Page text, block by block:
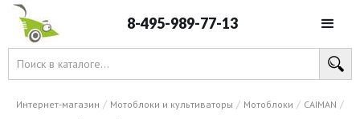
8-495-989-77-13
Интернет-магазин / Мотоблоки и культиваторы / Мотоблоки / CAIMAN /